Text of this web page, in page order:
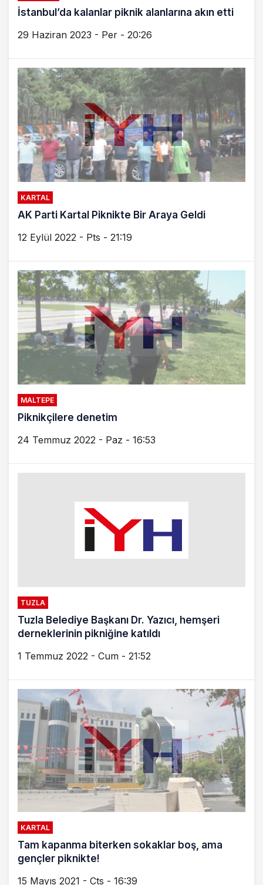
İstanbul’da kalanlar piknik alanlarına akın etti
29 Haziran 2023 - Per - 20:26
KARTAL
AK Parti Kartal Piknikte Bir Araya Geldi
12 Eylül 2022 - Pts - 21:19
MALTEPE
Piknikçilere denetim
24 Temmuz 2022 - Paz - 16:53
TUZLA
Tuzla Belediye Başkanı Dr. Yazıcı, hemşeri
derneklerinin pikniğine katıldı
1 Temmuz 2022 - Cum - 21:52
KARTAL
Tam kapanma biterken sokaklar boş, ama
gençler piknikte!
15 Mayıs 2021 - Cts - 16:39